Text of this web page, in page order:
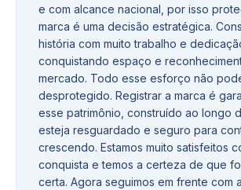
e com alcance nacional, por isso
marca é uma decisão estratégica.
história com muito trabalho e
conquistando espaço e
mercado. Todo esse esforço não
desprotegido. Registrar a marca é
esse patrimônio, construído ao longo
esteja resguardado e seguro para
crescendo. Estamos muito satisfeitos
conquista e temos a certeza de que
certa. Agora seguimos em frente com